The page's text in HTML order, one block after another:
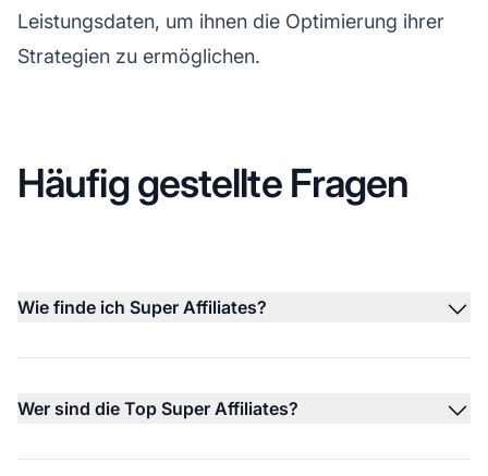
Leistungsdaten, um ihnen die Optimierung ihrer
Strategien zu ermöglichen.
Häufig gestellte Fragen
Wie finde ich Super Affiliates?
Wer sind die Top Super Affiliates?